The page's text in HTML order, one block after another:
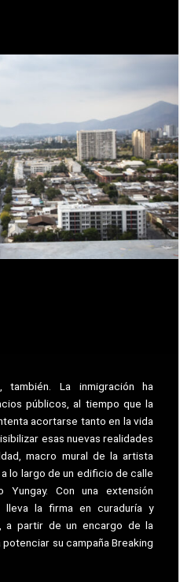
La inmigración ha
públicos, al tiempo que la
acortarse tanto en la vida
esas nuevas realidades
macro mural de la artista
lo largo de un edificio de calle
Yungay. Con una extensión
la firma en curaduría y
a partir de un encargo de la
su campaña Breaking